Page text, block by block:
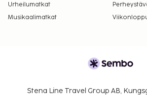
Urheilumatkat
Musikaalimatkat
Stena Line Travel Group AB,